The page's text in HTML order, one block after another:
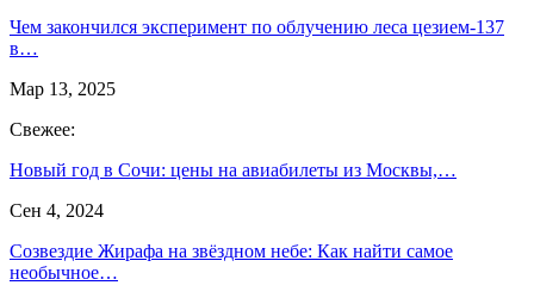
Чем закончился эксперимент по облучению леса цезием-137
в…
Мар 13, 2025
Свежее:
Новый год в Сочи: цены на авиабилеты из Москвы,…
Сен 4, 2024
Созвездие Жирафа на звёздном небе: Как найти самое
необычное…